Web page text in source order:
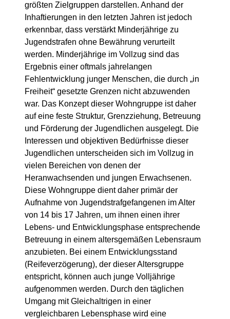
größten Zielgruppen darstellen. Anhand der
Inhaftierungen in den letzten Jahren ist jedoch
erkennbar, dass verstärkt Minderjährige zu
Jugendstrafen ohne Bewährung verurteilt
werden. Minderjährige im Vollzug sind das
Ergebnis einer oftmals jahrelangen
Fehlentwicklung junger Menschen, die durch „in
Freiheit“ gesetzte Grenzen nicht abzuwenden
war. Das Konzept dieser Wohngruppe ist daher
auf eine feste Struktur, Grenzziehung, Betreuung
und Förderung der Jugendlichen ausgelegt. Die
Interessen und objektiven Bedürfnisse dieser
Jugendlichen unterscheiden sich im Vollzug in
vielen Bereichen von denen der
Heranwachsenden und jungen Erwachsenen.
Diese Wohngruppe dient daher primär der
Aufnahme von Jugendstrafgefangenen im Alter
von 14 bis 17 Jahren, um ihnen einen ihrer
Lebens- und Entwicklungsphase entsprechende
Betreuung in einem altersgemäßen Lebensraum
anzubieten. Bei einem Entwicklungsstand
(Reifeverzögerung), der dieser Altersgruppe
entspricht, können auch junge Volljährige
aufgenommen werden. Durch den täglichen
Umgang mit Gleichaltrigen in einer
vergleichbaren Lebensphase wird eine